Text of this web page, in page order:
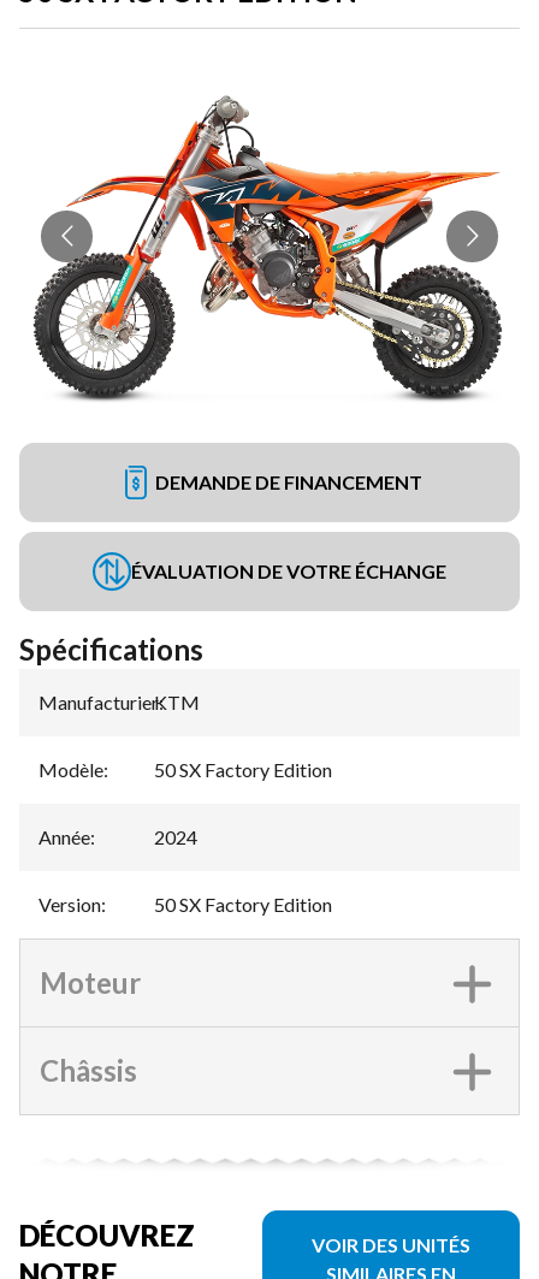
DEMANDE DE FINANCEMENT
ÉVALUATION DE VOTRE ÉCHANGE
Spécifications
Manufacturier:
KTM
Modèle: 50 SX Factory Edition
Année: 2024
Version: 50 SX Factory Edition
Moteur
Châssis
DÉCOUVREZ
VOIR DES UNITÉS
SIMILAIRES EN